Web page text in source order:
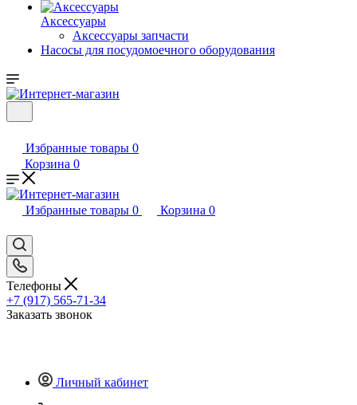
Аксессуары
Аксессуары запчасти
Насосы для посудомоечного оборудования
Избранные товары 0
Корзина 0
Избранные товары 0 Корзина 0
Телефоны
+7 (917) 565-71-34
Заказать звонок
Личный кабинет